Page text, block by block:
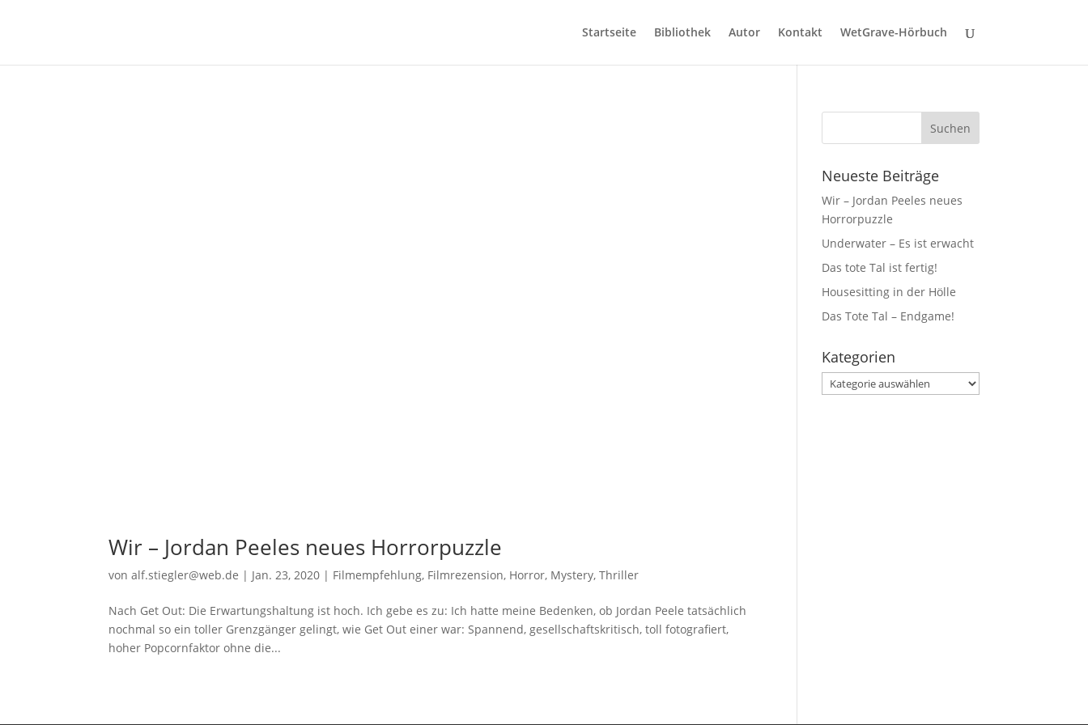
Startseite Bibliothek Autor Kontakt WetGrave-Hörbuch
Wir – Jordan Peeles neues Horrorpuzzle
vonalf.stiegler@web.de | Jan. 23, 2020 | Filmempfehlung, Filmrezension, Horror, Mystery,Thriller
Nach Get Out: Die Erwartungshaltung ist hoch. Ich gebe es zu: Ich hatte meine Bedenken, ob Jordan Peele tatsächlich
nochmal so ein toller Grenzgänger gelingt, wie Get Out einer war: Spannend, gesellschaftskritisch, toll fotografiert,
hoher Popcornfaktor ohne die...
Neueste Beiträge
Wir – Jordan Peeles neues
Horrorpuzzle
Underwater – Es ist erwacht
Das tote Tal ist fertig!
Housesitting in der Hölle
Das Tote Tal – Endgame!
Kategorien
Kategorien